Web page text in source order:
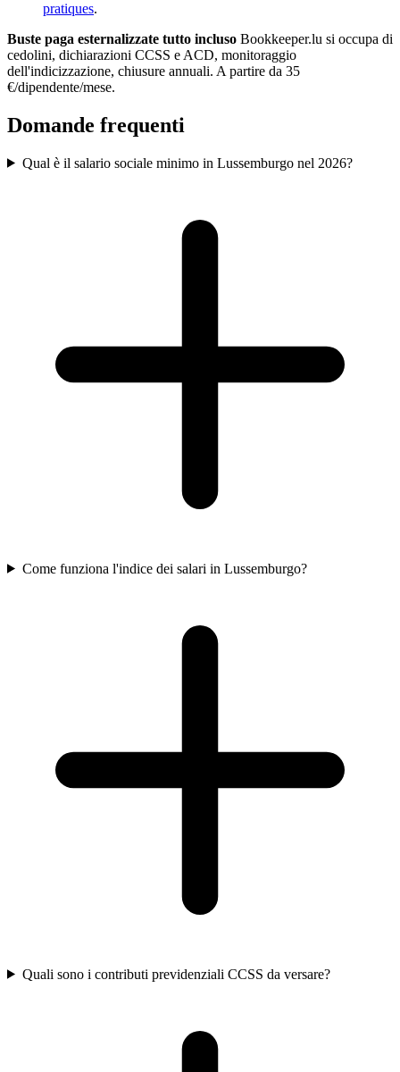
pratiques.
Buste paga esternalizzate tutto incluso Bookkeeper.lu si occupa di
cedolini, dichiarazioni CCSS e ACD, monitoraggio
dell'indicizzazione, chiusure annuali. A partire da 35
€/dipendente/mese.
Domande frequenti
Qual è il salario sociale minimo in Lussemburgo nel 2026?
Come funziona l'indice dei salari in Lussemburgo?
Quali sono i contributi previdenziali CCSS da versare?